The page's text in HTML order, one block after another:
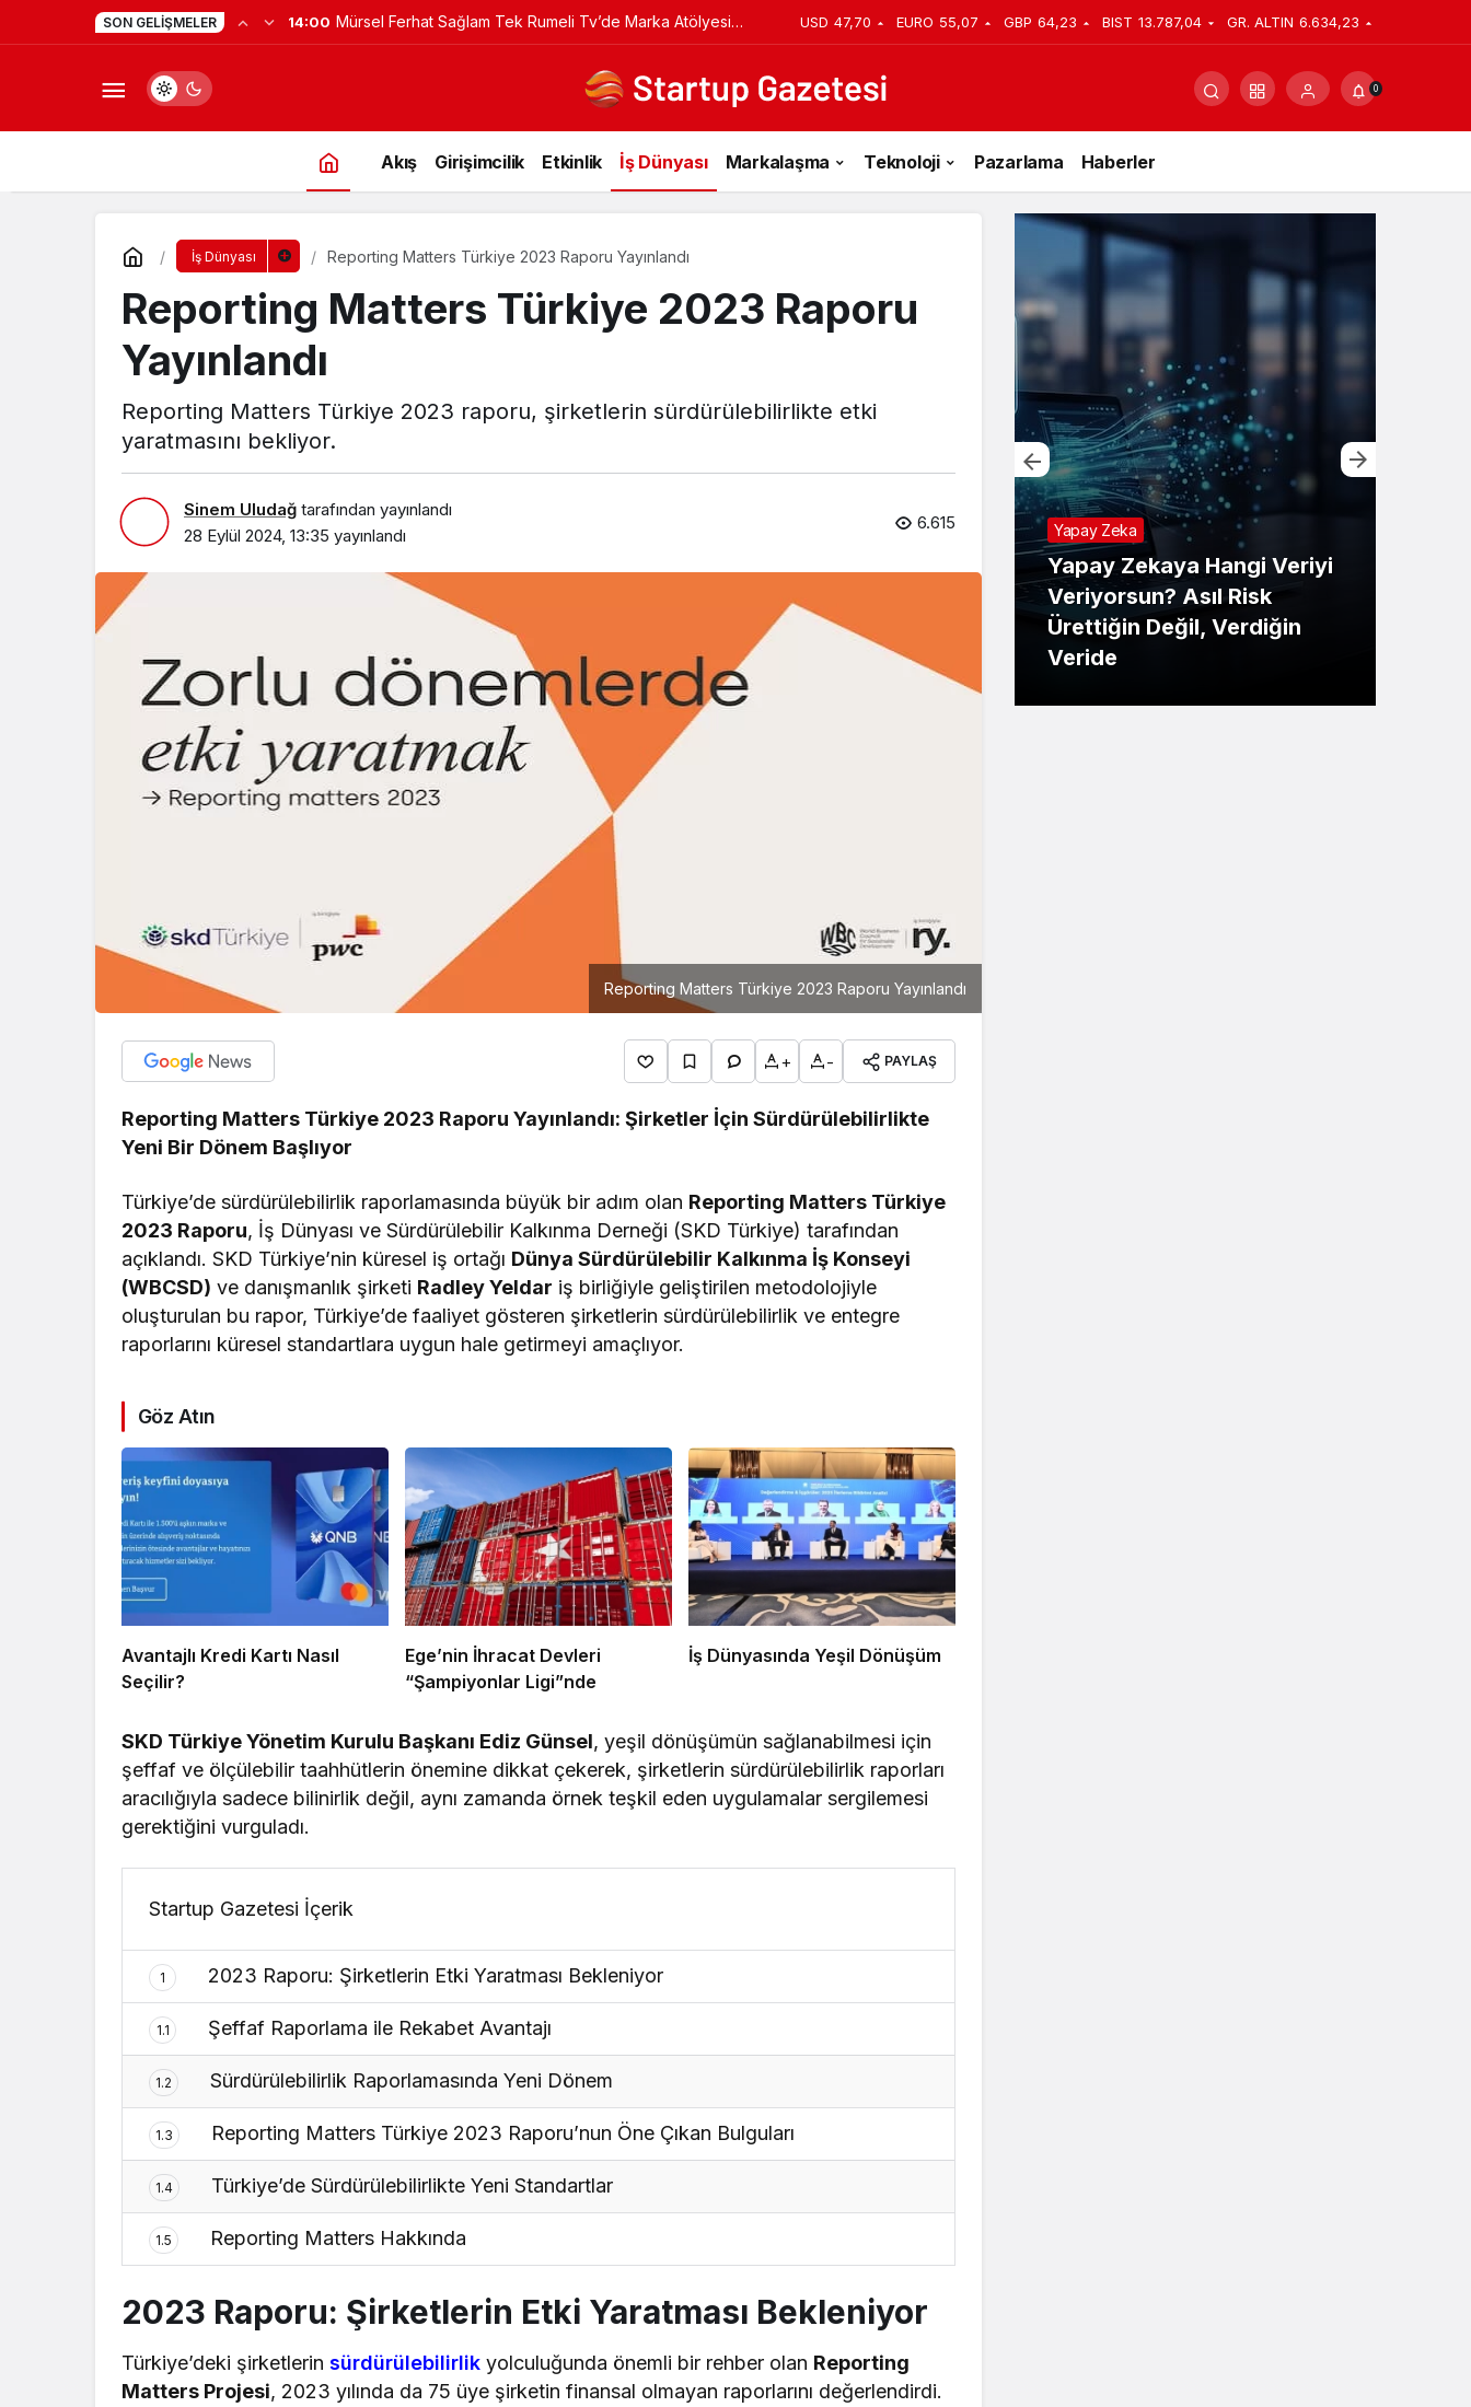
SON GELIŞMELER 14:00 Mürsel Ferhat Sağlam Tek Rumeli Tv’de Marka Atölyesi USD 47,70 EURO 55,07 GBP 64,23 BIST 13.787,04 GR. ALTIN 6.634,23
0
Akış Girişimcilik Etkinlik İş Dünyası Markalaşma Teknoloji Pazarlama Haberler
İş Dünyası Reporting Matters Türkiye 2023 Raporu Yayınlandı
Reporting Matters Türkiye 2023 Raporu
Yayınlandı
Reporting Matters Türkiye 2023 raporu, şirketlerin sürdürülebilirlikte etki
yaratmasını bekliyor.
Sinem Uludağ tarafından yayınlandı
28 Eylül 2024, 13:35 yayınlandı
6.615
Reporting Matters Türkiye 2023 Raporu Yayınlandı
+ - PAYLAŞ
Reporting Matters Türkiye 2023 Raporu Yayınlandı: Şirketler İçin Sürdürülebilirlikte
Yeni Bir Dönem Başlıyor
Türkiye’de sürdürülebilirlik raporlamasında büyük bir adım olan Reporting Matters Türkiye
2023 Raporu, İş Dünyası ve Sürdürülebilir Kalkınma Derneği (SKD Türkiye) tarafından
açıklandı. SKD Türkiye’nin küresel iş ortağı Dünya Sürdürülebilir Kalkınma İş Konseyi
(WBCSD) ve danışmanlık şirketi Radley Yeldar iş birliğiyle geliştirilen metodolojiyle
oluşturulan bu rapor, Türkiye’de faaliyet gösteren şirketlerin sürdürülebilirlik ve entegre
raporlarını küresel standartlara uygun hale getirmeyi amaçlıyor.
Göz Atın
Avantajlı Kredi Kartı Nasıl
Seçilir?
Ege’nin İhracat Devleri
“Şampiyonlar Ligi”nde
İş Dünyasında Yeşil Dönüşüm
SKD Türkiye Yönetim Kurulu Başkanı Ediz Günsel, yeşil dönüşümün sağlanabilmesi için
şeffaf ve ölçülebilir taahhütlerin önemine dikkat çekerek, şirketlerin sürdürülebilirlik raporları
aracılığıyla sadece bilinirlik değil, aynı zamanda örnek teşkil eden uygulamalar sergilemesi
gerektiğini vurguladı.
Startup Gazetesi İçerik
1 2023 Raporu: Şirketlerin Etki Yaratması Bekleniyor
1.1 Şeffaf Raporlama ile Rekabet Avantajı
1.2 Sürdürülebilirlik Raporlamasında Yeni Dönem
1.3 Reporting Matters Türkiye 2023 Raporu’nun Öne Çıkan Bulguları
1.4 Türkiye’de Sürdürülebilirlikte Yeni Standartlar
1.5 Reporting Matters Hakkında
2023 Raporu: Şirketlerin Etki Yaratması Bekleniyor
Türkiye’deki şirketlerinsürdürülebilirlik yolculuğunda önemli bir rehber olan Reporting
Matters Projesi, 2023 yılında da 75 üye şirketin finansal olmayan raporlarını değerlendirdi.
Mürsel Ferhat Sağlam Tek
Rumeli Tv’de Marka
Atölyesi Programına Konuk
Oldu
Yapay Zeka
Yapay Zekaya Hangi Veriyi
Veriyorsun? Asıl Risk
Ürettiğin Değil, Verdiğin
Veride